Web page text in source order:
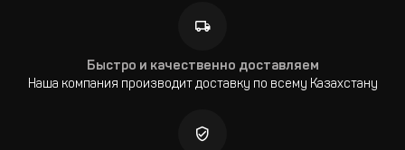
Быстро и качественно доставляем
Наша компания производит доставку по всему Казахстану